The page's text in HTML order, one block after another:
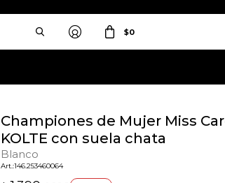
$0
Championes de Mujer Miss
KOLTE con suela chata
Blanco
146.253460064